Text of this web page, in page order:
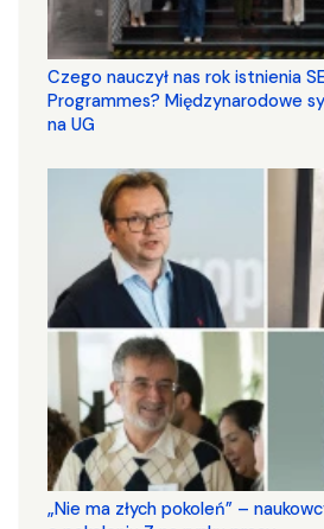
Czego nauczył nas rok istnienia
Programmes? Międzynarodowe
na UG
„Nie ma złych pokoleń” –